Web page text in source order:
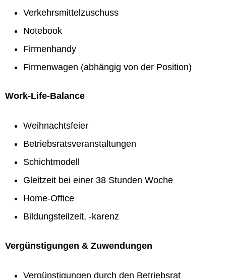
Verkehrsmittelzuschuss
Notebook
Firmenhandy
Firmenwagen (abhängig von der Position)
Work-Life-Balance
Weihnachtsfeier
Betriebsratsveranstaltungen
Schichtmodell
Gleitzeit bei einer 38 Stunden Woche
Home-Office
Bildungsteilzeit, -karenz
Vergünstigungen & Zuwendungen
Vergünstigungen durch den Betriebsrat